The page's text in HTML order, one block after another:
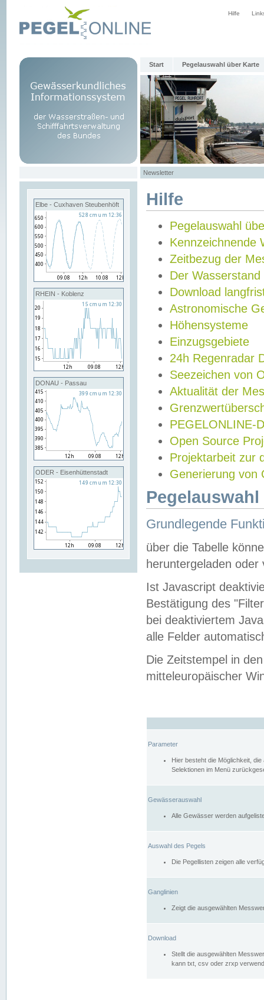
Hilfe
Start Pegelauswahl über Karte
Newsletter
Elbe - Cuxhaven Steubenhöft
RHEIN - Koblenz
DONAU - Passau
ODER - Eisenhüttenstadt
Hilfe
Pegelauswahl
Kennzeichnende
Zeitbezug der
Der Wasserstand
Download
Astronomische
Höhensysteme
Einzugsgebiete
24h Regenradar
Seezeichen von
Aktualität der
PEGELONLINE-
Open Source
Projektarbeit zur
Generierung von
Grundlegende
über die Tabelle
heruntergeladen oder
Ist Javascript
Bestätigung des
bei deaktiviertem
alle Felder
Die Zeitstempel in
mitteleuropäischer
Parameter
Hier besteht die Möglichkeit,
Selektionen im Menü
Gewässerauswahl
Alle Gewässer werden
Auswahl des Pegels
Die Pegellisten zeigen alle
Ganglinien
Zeigt die ausgewählten
Download
Stellt die ausgewählten
kann txt, csv oder zrxp